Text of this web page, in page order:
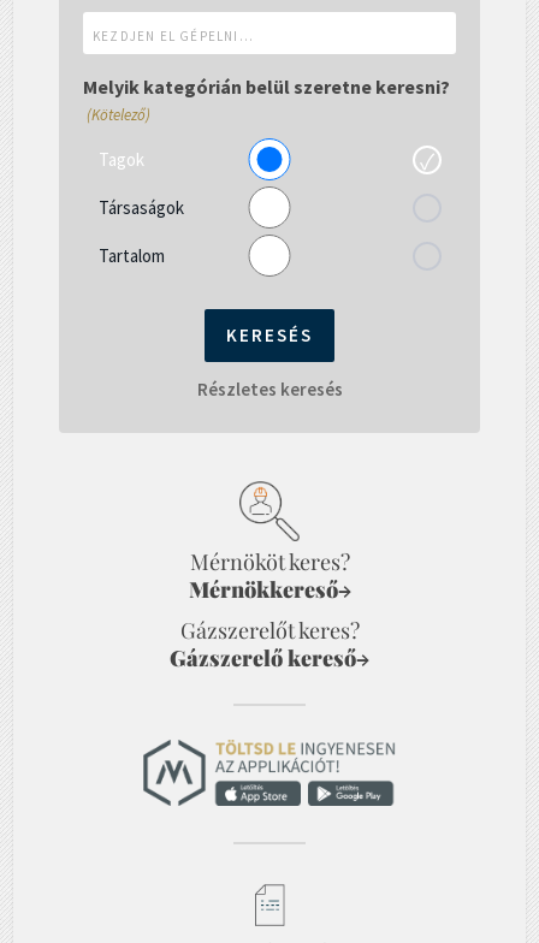
el
gépelni...
Melyik kategórián belül szeretne keresni?
(Kötelező)
Tagok
Társaságok
Tartalom
Részletes keresés
Mérnököt keres?
Mérnökkereső→
Gázszerelőt keres?
Gázszerelő kereső→